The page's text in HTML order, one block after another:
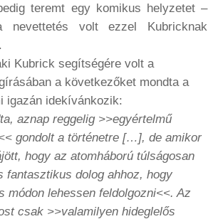
teremt egy komikus helyzetet –
volt ezzel Kubricknak
Kubrick segítségére volt a
a következőket mondta a
igazán idekívánkozik:
aznap reggelig >>egyértelmű
gondolt a történetre […], de amikor
hogy az atomháború túlságosan
fantasztikus dolog ahhoz, hogy
módon lehessen feldolgozni<<. Az
csak >>valamilyen hideglelős